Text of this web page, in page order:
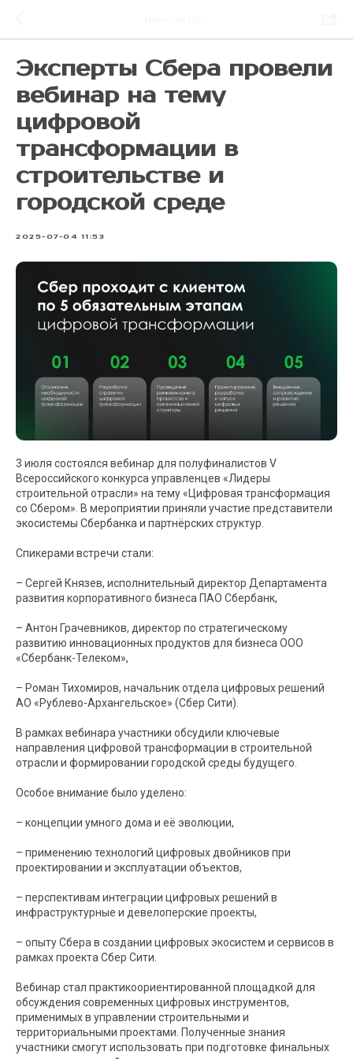
Эксперты Сбера провели
вебинар на тему
цифровой
трансформации в
строительстве и
городской среде
2025-07-04 11:53
3 июля состоялся вебинар для полуфиналистов V
Всероссийского конкурса управленцев «Лидеры
строительной отрасли» на тему «Цифровая трансформация
со Сбером». В мероприятии приняли участие представители
экосистемы Сбербанка и партнёрских структур.
Спикерами встречи стали:
– Сергей Князев, исполнительный директор Департамента
развития корпоративного бизнеса ПАО Сбербанк,
– Антон Грачевников, директор по стратегическому
развитию инновационных продуктов для бизнеса ООО
«Сбербанк-Телеком»,
– Роман Тихомиров, начальник отдела цифровых решений
АО «Рублево-Архангельское» (Сбер Сити).
В рамках вебинара участники обсудили ключевые
направления цифровой трансформации в строительной
отрасли и формировании городской среды будущего.
Особое внимание было уделено:
– концепции умного дома и её эволюции,
– применению технологий цифровых двойников при
проектировании и эксплуатации объектов,
– перспективам интеграции цифровых решений в
инфраструктурные и девелоперские проекты,
– опыту Сбера в создании цифровых экосистем и сервисов в
рамках проекта Сбер Сити.
Вебинар стал практикоориентированной площадкой для
обсуждения современных цифровых инструментов,
применимых в управлении строительными и
территориальными проектами. Полученные знания
участники смогут использовать при подготовке финальных